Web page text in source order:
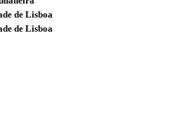
de Lisboa
de Lisboa